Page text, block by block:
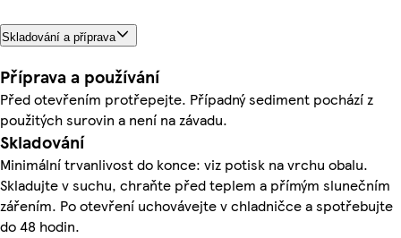
Skladování a příprava
Příprava a používání
Před otevřením protřepejte. Případný sediment pochází z
použitých surovin a není na závadu.
Skladování
Minimální trvanlivost do konce: viz potisk na vrchu obalu.
Skladujte v suchu, chraňte před teplem a přímým slunečním
zářením. Po otevření uchovávejte v chladničce a spotřebujte
do 48 hodin.